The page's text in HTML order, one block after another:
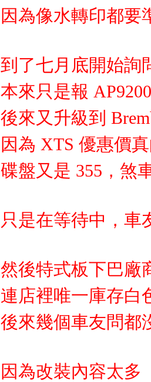
因為像水轉印都要
到了七月底開始詢
本來只是報 AP9200
後來又升級到
因為 XTS 優惠價
碟盤又是 355，煞
只是在等待中，車
然後特式板下巴廠
連店裡唯一庫存白
後來幾個車友問都
因為改裝內容太多